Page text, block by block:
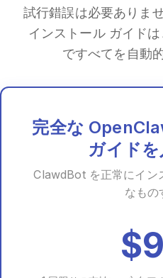
試行錯誤は必要ありま
インストール ガイド
ですべてを自動
完全な
ガイド
ClawdBot を正常にイン
なもの